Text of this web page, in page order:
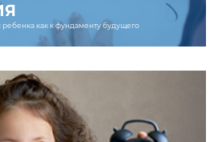
как к фундаменту будущего